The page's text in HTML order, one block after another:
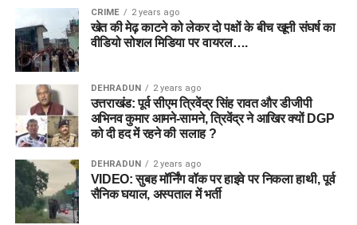
CRIME 2 years ago
खेत की मेढ़ काटने को लेकर दो पक्षों के बीच खूनी संघर्ष का
वीडियो सोशल मिडिया पर वायरल….
DEHRADUN 2 years ago
उत्तराखंड: पूर्व सीएम त्रिवेंद्र सिंह रावत और डीजीपी
अभिनव कुमार आमने-सामने, त्रिवेंद्र ने आखिर क्यों DGP
को दी हद में रहने की सलाह ?
DEHRADUN 2 years ago
VIDEO: सुबह मॉर्निंग वॉक पर हाइवे पर निकला हाथी, पूर्व
सैनिक घयाल, अस्पताल में भर्ती